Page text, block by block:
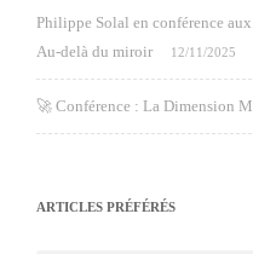
Philippe Solal en conférence
Au-delà du miroir
12/11/2025
🚀 Conférence : La Dimension
ARTICLES PRÉFÉRÉS